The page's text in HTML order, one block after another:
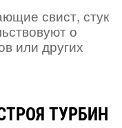
свист, стук
о
или других
ТУРБИН